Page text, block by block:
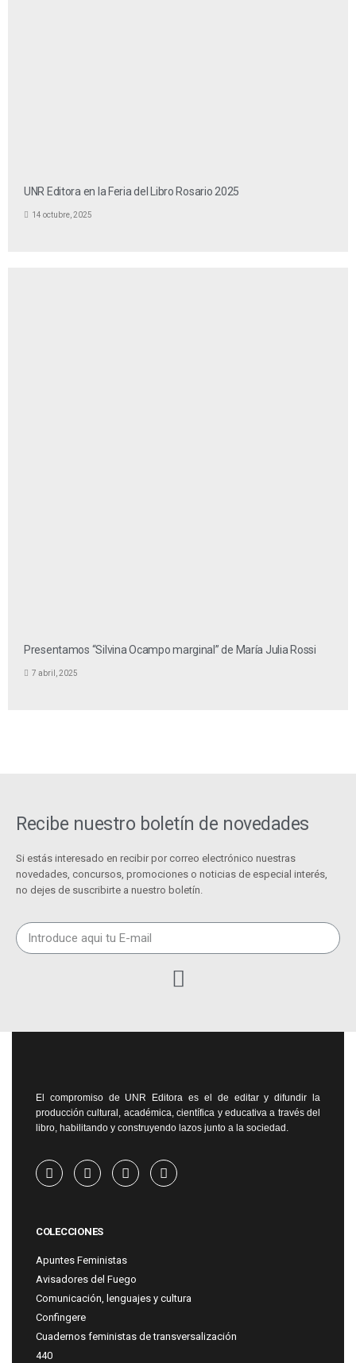
UNR Editora en la Feria del Libro Rosario 2025
14 octubre, 2025
Presentamos “Silvina Ocampo marginal” de María Julia Rossi
7 abril, 2025
Recibe nuestro boletín de novedades
Si estás interesado en recibir por correo electrónico nuestras
novedades, concursos, promociones o noticias de especial interés,
no dejes de suscribirte a nuestro boletín.
El compromiso de UNR Editora es el de editar y difundir la
producción cultural, académica, científica y educativa a través del
libro, habilitando y construyendo lazos junto a la sociedad.
COLECCIONES
Apuntes Feministas
Avisadores del Fuego
Comunicación, lenguajes y cultura
Confingere
Cuadernos feministas de transversalización
440